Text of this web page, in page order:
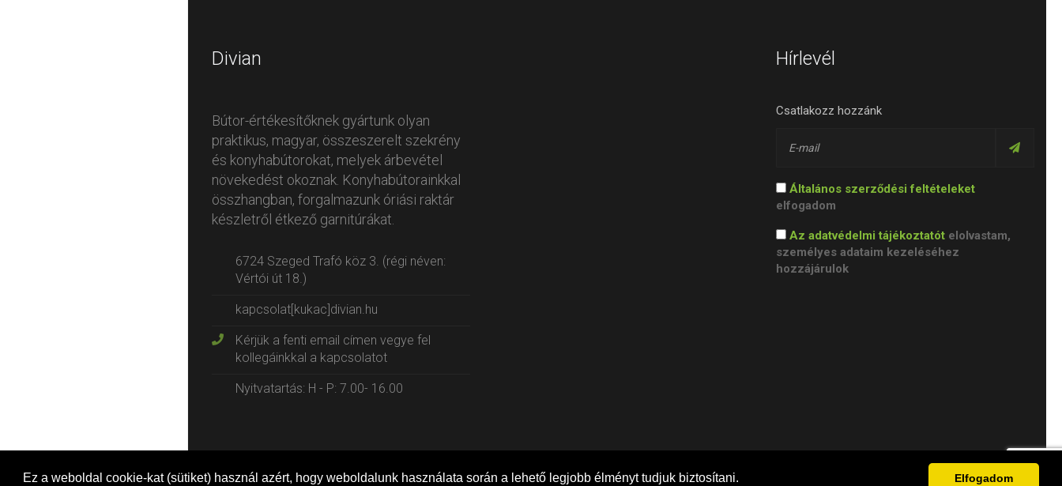
Ez a weboldal cookie-kat (sütiket) használ azért, hogy weboldalunk használata során a lehető legjobb élményt tudjuk biztosítani. Elfogadom
Divian
Bútor-értékesítőknek gyártunk olyan
praktikus, magyar, összeszerelt szekrény
és konyhabútorokat, melyek árbevétel
növekedést okoznak. Konyhabútorainkkal
összhangban, forgalmazunk óriási raktár
készletről étkező garnitúrákat.
6724 Szeged Trafó köz 3. (régi néven:
Vértói út 18.)
kapcsolat[kukac]divian.hu
Kérjük a fenti email címen vegye fel
kollegáinkkal a kapcsolatot
Nyitvatartás: H - P: 7.00- 16.00
Hírlevél
Csatlakozz hozzánk
Általános szerződési feltételeket
elfogadom
Az adatvédelmi tájékoztatót elolvastam,
személyes adataim kezeléséhez
hozzájárulok
Copyright © 2026 Divian, Minden jog fenntartva Aszf Adatvédelem Törlés joga